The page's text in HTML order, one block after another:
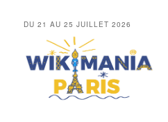
DU 21 AU 25 JUILLET 2026